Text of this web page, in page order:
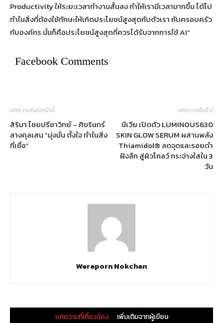
Productivity ให้ระยะเวลาทำงานสั้นลง ทำให้เรามีเวลามากขึ้น ได้ไป
ทำในสิ่งที่ต้องใช้ทักษะให้เกิดประโยชน์สูงสุดกับตัวเรา กับครอบครัว
กับองค์กร นั่นก็คือประโยชน์สูงสุดที่ควรได้รับจากการใช้ AI”
Facebook Comments
บทความก่อนหน้านี้
สิริมา ไชยปรีชาวิทย์ – ศิขรินทร์
ลางคุลเสน “มุ่งมั่น ตั้งใจ ทำในสิ่ง
ที่เชื่อ”
บทความถัดไป
นีเวีย เปิดตัว LUMINOUS630
SKIN GLOW SERUM ผสานพลัง
Thiamidol® ลดจุดและรอยดำ
ฝังลึก สู่ผิวโกลว์ กระจ่างใสใน 3
วัน
Weraporn Nokchan
บทความที่เกี่ยวข้อง เพิ่มเติมจากผู้เขียน